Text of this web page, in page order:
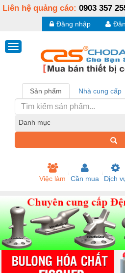
Liên hệ quảng cáo: 0903 357
Đăng nhập
Sản phẩm Nhà cung cấp
Danh mục
Việc làm Cần mua Dịch